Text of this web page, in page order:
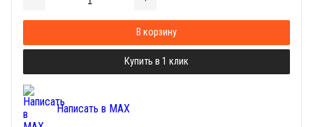
В корзину
Купить в 1 клик
Написать в MAX